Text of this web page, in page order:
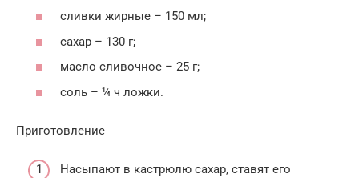
сливки жирные – 150 мл;
сахар – 130 г;
масло сливочное – 25 г;
соль – ¼ ч ложки.
Приготовление
Насыпают в кастрюлю сахар, ставят его